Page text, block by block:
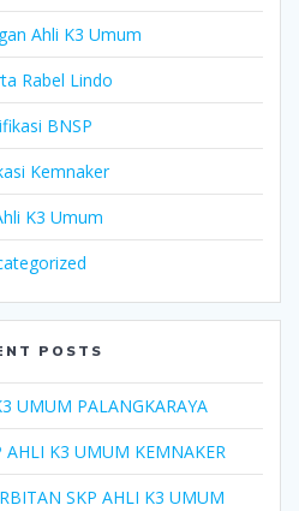
Ahli K3 Umum
Rabel Lindo
BNSP
Kemnaker
K3 Umum
POSTS
UMUM PALANGKARAYA
AHLI K3 UMUM KEMNAKER
SKP AHLI K3 UMUM